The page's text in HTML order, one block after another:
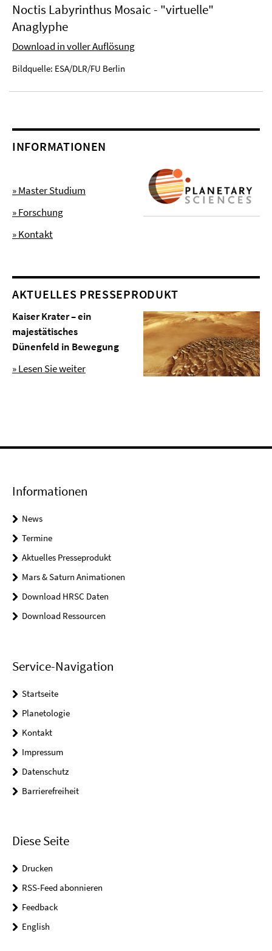
Noctis Labyrinthus Mosaic - "virtuelle"
Anaglyphe
Download in voller Auflösung
Bildquelle: ESA/DLR/FU Berlin
INFORMATIONEN
» Master Studium
» Forschung
» Kontakt
AKTUELLES PRESSEPRODUKT
Kaiser Krater – ein
majestätisches
Dünenfeld in Bewegung
» Lesen Sie weiter
Informationen
News
Termine
Aktuelles Presseprodukt
Mars & Saturn Animationen
Download HRSC Daten
Download Ressourcen
Service-Navigation
Startseite
Planetologie
Kontakt
Impressum
Datenschutz
Barrierefreiheit
Diese Seite
Drucken
RSS-Feed abonnieren
Feedback
English